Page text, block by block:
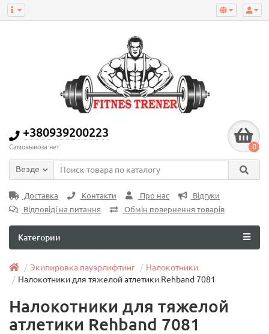
+380939200223
Самовывоза нет 0
Везде
Доставка Контакти Про нас
Відгуки
Відповіді на питання
Обмін повернення товарів
Категории
Экипировка пауэрлифтинг
Налокотники
Налокотники для тяжелой атлетики Rehband 7081
Налокотники для тяжелой
атлетики Rehband 7081